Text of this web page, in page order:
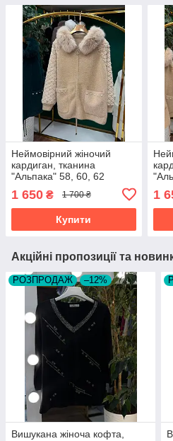
Неймовірний жіночий
кардиган, тканина
"Альпака" 58, 60, 62
1 650 ₴ 1 700 ₴
Купити
1
Акційні пропозиції та
РОЗПРОДАЖ –12%
Вишукана жіноча кофта,